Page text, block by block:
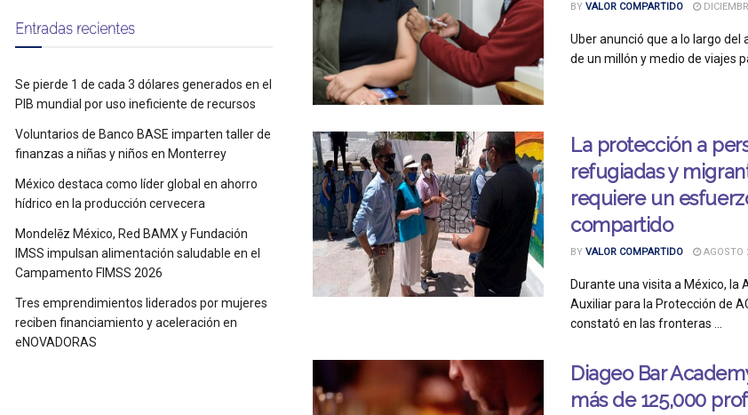
BY VALOR COMPARTIDO
Uber anunció que a lo largo del
de un millón y medio de viajes
La protección a
refugiadas y
requiere un
compartido
BY VALOR COMPARTIDO AGOSTO
Durante una visita a México, la
Auxiliar para la Protección de
constató en las fronteras ...
Diageo Bar
más de 125,000
Entradas recientes
Se pierde 1 de cada 3 dólares generados en el
PIB mundial por uso ineficiente de recursos
Voluntarios de Banco BASE imparten taller de
finanzas a niñas y niños en Monterrey
México destaca como líder global en ahorro
hídrico en la producción cervecera
Mondelēz México, Red BAMX y Fundación
IMSS impulsan alimentación saludable en el
Campamento FIMSS 2026
Tres emprendimientos liderados por mujeres
reciben financiamiento y aceleración en
eNOVADORAS